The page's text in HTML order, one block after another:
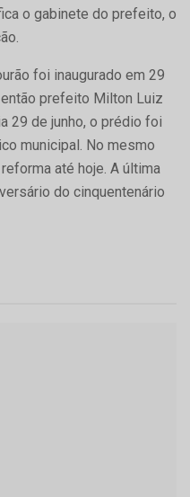
o gabinete do prefeito, o
foi inaugurado em 29
prefeito Milton Luiz
29 de junho, o prédio foi
municipal. No mesmo
até hoje. A última
do cinquentenário